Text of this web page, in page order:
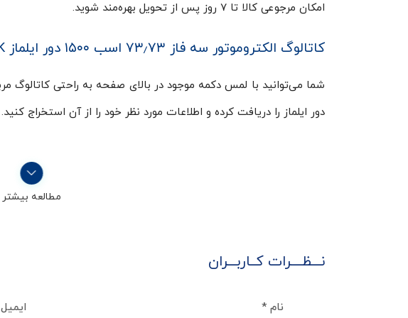
امکان مرجوعی کالا تا ۷ روز پس از تحویل بهره‌مند شوید.
کاتالوگ الکتروموتور سه فاز ۷۳٫۷۳ اسب ۱۵۰۰ دور ایلماز ELK
دور ایلماز را دریافت کرده و اطلاعات مورد نظر خود را از آن استخراج کنید.
مطالعه بیشتر
نـــظــــرات کــاربـــران
نام * ایمیل